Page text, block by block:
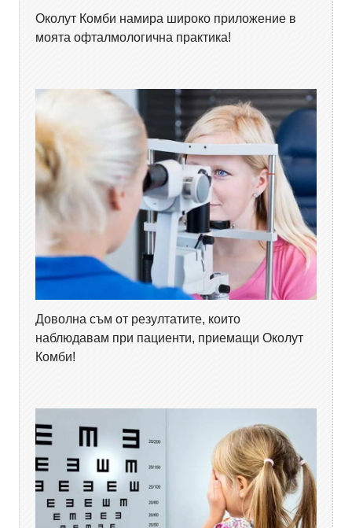
Околут Комби намира широко приложение в
моята офталмологична практика!
Доволна съм от резултатите, които
наблюдавам при пациенти, приемащи Околут
Комби!